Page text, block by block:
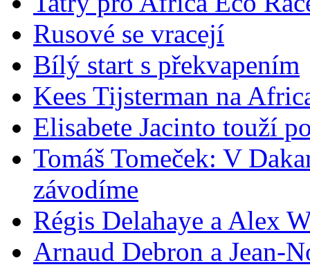
Rusové se vracejí
Bílý start s překvapením
Kees Tijsterman na
Elisabete Jacinto touží
Tomáš Tomeček: V
závodíme
Régis Delahaye a Alex
Arnaud Debron a Jean-